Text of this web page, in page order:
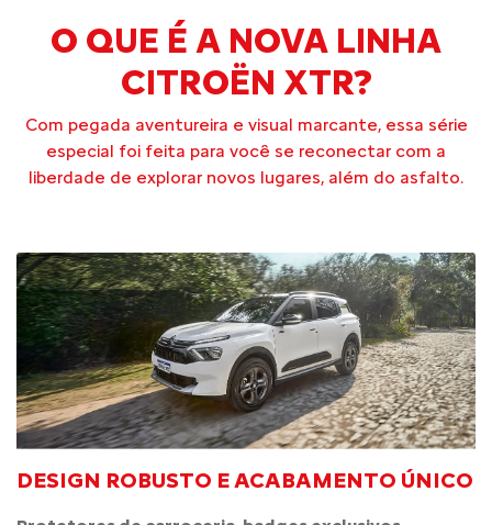
O QUE É A NOVA LINHA
CITROËN XTR?
Com pegada aventureira e visual marcante, essa série
especial foi feita para você se reconectar com a
liberdade de explorar novos lugares, além do asfalto.
DESIGN ROBUSTO E ACABAMENTO ÚNICO